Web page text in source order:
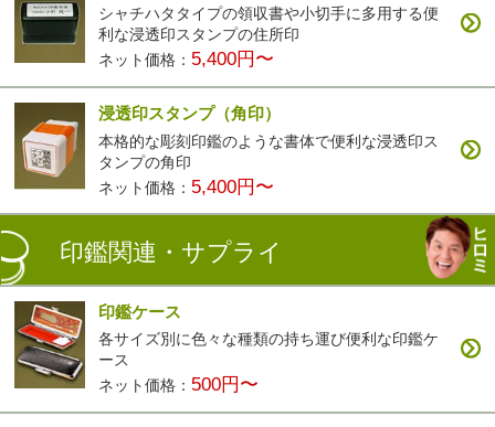
シャチハタタイプの領収書や小切手に多用する便
利な浸透印スタンプの住所印
ネット価格： 5,400円〜
浸透印スタンプ（角印）
本格的な彫刻印鑑のような書体で便利な浸透印ス
タンプの角印
ネット価格： 5,400円〜
印鑑関連・サプライ
印鑑ケース
各サイズ別に色々な種類の持ち運び便利な印鑑ケ
ース
ネット価格： 500円〜